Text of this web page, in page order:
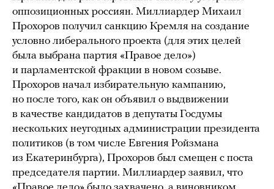
оппозиционных россиян. Миллиардер Михаил
Прохоров получил санкцию Кремля на создание
условно либерального проекта (для этих целей
была выбрана партия «Правое дело»)
и парламентской фракции в новом созыве.
Прохоров начал избирательную кампанию,
но после того, как он объявил о выдвижении
в качестве кандидатов в депутаты Госдумы
нескольких неугодных администрации президента
политиков (в том числе Евгения Ройзмана
из Екатеринбурга), Прохоров был смещен с поста
председателя партии. Миллиардер заявил, что